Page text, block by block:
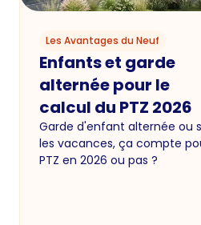
Les Avantages du Neuf
Enfants et garde
alternée pour le
calcul du PTZ 2026
Garde d'enfant alternée ou
les vacances, ça compte
PTZ en 2026 ou pas ?